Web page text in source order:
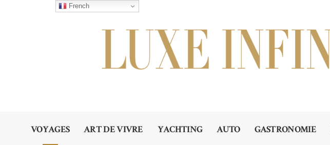
VOYAGES ART DE VIVRE YACHTING AUTO GASTRONOMIE
French